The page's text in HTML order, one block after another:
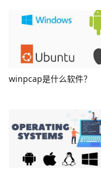
winpcap是什么软件？